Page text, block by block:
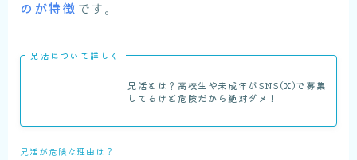
のが特徴 です。
兄活について詳しく
兄活とは？高校生や未成年がSNS(X)で募集
してるけど危険だから絶対ダメ！
兄活が危険な理由は？